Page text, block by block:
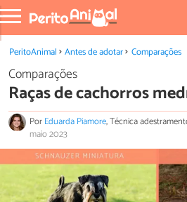
PeritoAnimal Antes de adotar Comparações
Comparações
Raças de cachorros
PorEduarda Piamore, Técnica
maio 2023